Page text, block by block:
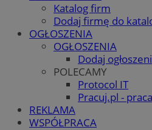
Katalog firm
Dodaj firmę do
OGŁOSZENIA
OGŁOSZENIA
Dodaj
POLECAMY
Protocol IT
Pracuj.pl -
REKLAMA
WSPÓŁPRACA